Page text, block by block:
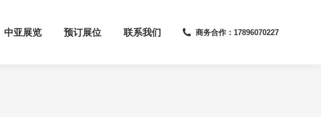
中亚展览 预订展位 联系我们 商务合作：17896070227